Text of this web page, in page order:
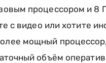
процессором и 8
с видео или хотите
мощный
объём